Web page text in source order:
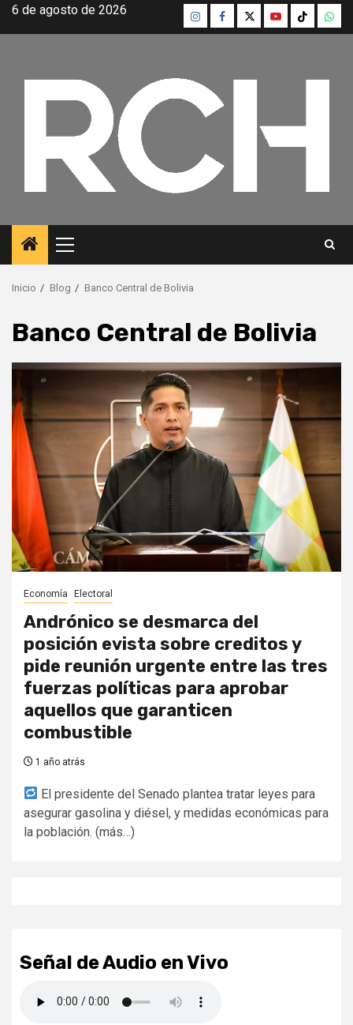
Saltar
6 de agosto de 2026 InstagramFacebook
TwitterYoutubeTikTok
Menú
principal
Inicio Blog Banco Central de Bolivia
Banco Central de Bolivia
Economía Electoral
Andrónico se desmarca del
posición evista sobre creditos y
pide reunión urgente entre las tres
fuerzas políticas para aprobar
aquellos que garanticen
combustible
1 año atrás
El presidente del Senado plantea tratar leyes para
asegurar gasolina y diésel, y medidas económicas para
la población. (más…)
Señal de Audio en Vivo